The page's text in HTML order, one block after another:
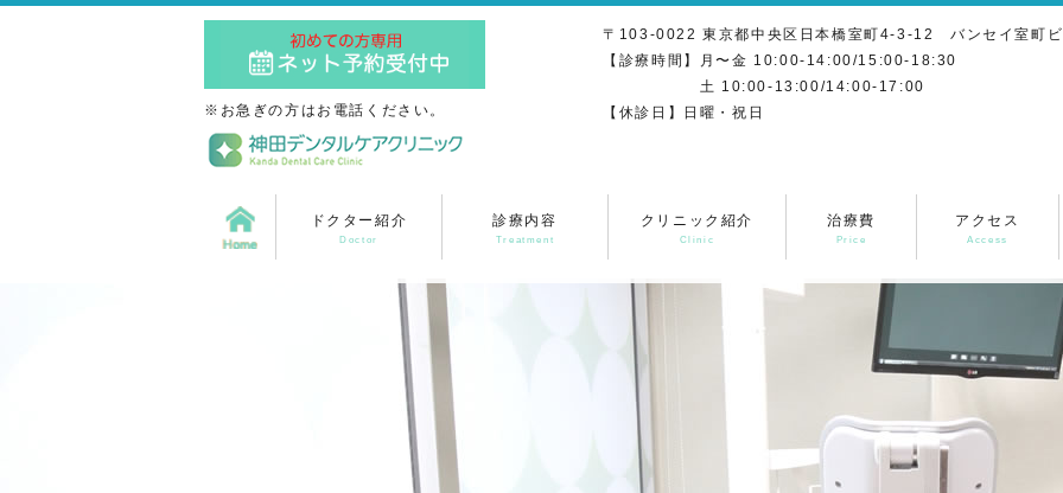
〒103-0022 東京都中央区日本橋室町4-3-12 バンセイ室町
【診療時間】月〜金 10:00-14:00/15:00-18:30
土 10:00-13:00/14:00-17:00
【休診日】日曜・祝日
※お急ぎの方はお電話ください。
ドクター紹介
Doctor
診療内容
Treatment
クリニック紹介
Clinic
治療費
Price
アクセス
Access